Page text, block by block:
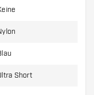
= 3 Stück).
Short